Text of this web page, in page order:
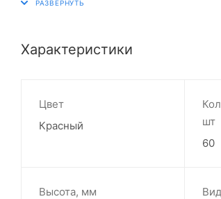
Характеристики
Цвет
Красный
шт
60
Высота, мм
Вид